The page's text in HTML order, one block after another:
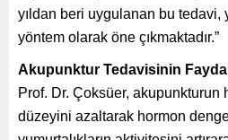
yıldan beri uygulanan bu tedavi,
yöntem olarak öne çıkmaktadır.”
Akupunktur Tedavisinin
Prof. Dr. Çoksüer, akupunkturun
düzeyini azaltarak hormon